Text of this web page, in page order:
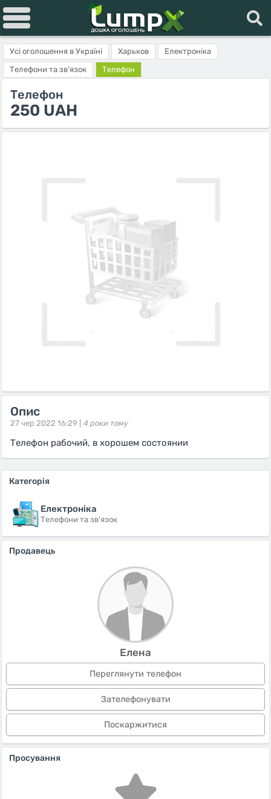
Усі оголошення в Україні Харьков
Електроніка
Телефони та зв'язок
Телефон
Телефон
250 UAH
Опис
27 чер 2022 16:29 | 4 роки тому
Телефон рабочий, в хорошем состоянии
Категорія
Електроніка
Телефони та зв'язок
Продавець
Елена
Переглянути телефон
Зателефонувати
Поскаржитися
Просування